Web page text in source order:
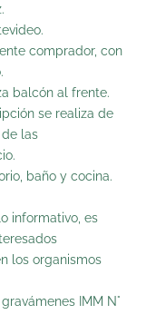
comprador, con
balcón al frente.
se realiza de
las
baño y cocina.
informativo, es
los organismos
IMM N°